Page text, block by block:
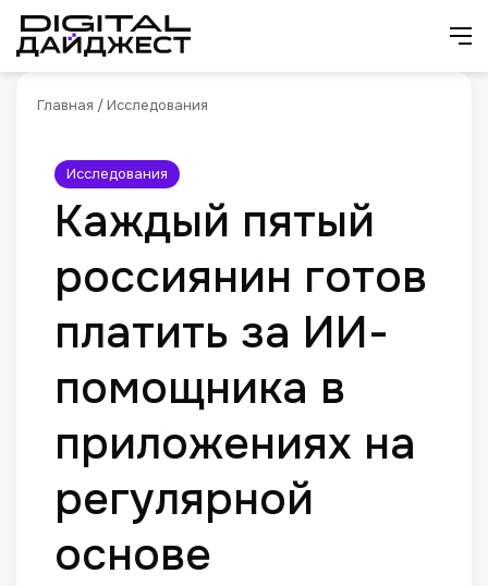
Главная / Исследования
Исследования
Каждый пятый
россиянин готов
платить за ИИ-
помощника в
приложениях на
регулярной
основе